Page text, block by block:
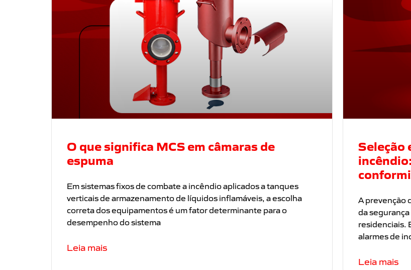
O que significa MCS em câmaras de
espuma
Em sistemas fixos de combate a incêndio aplicados a tanques
verticais de armazenamento de líquidos inflamáveis, a escolha
correta dos equipamentos é um fator determinante para o
desempenho do sistema
Leia mais
Seleção
A prevenção
da
residenciais.
alarmes de
Leia mais